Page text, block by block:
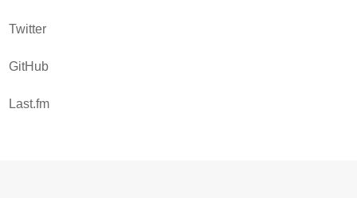
Twitter
GitHub
Last.fm